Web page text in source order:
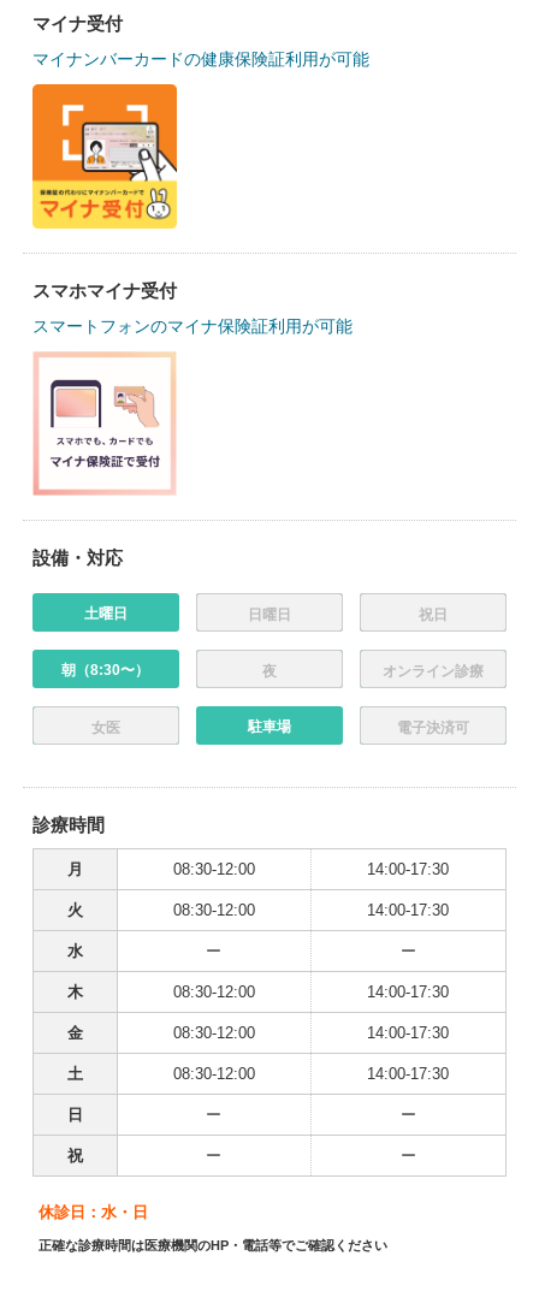
マイナ受付
マイナンバーカードの健康保険証利用が可能
スマホマイナ受付
スマートフォンのマイナ保険証利用が可能
設備・対応
土曜日 日曜日 祝日
朝（8:30〜） 夜 オンライン診療
女医 駐車場 電子決済可
診療時間
月 08:30-12:00 14:00-17:30
火 08:30-12:00 14:00-17:30
水 ー ー
木 08:30-12:00 14:00-17:30
金 08:30-12:00 14:00-17:30
土 08:30-12:00 14:00-17:30
日 ー ー
祝 ー ー
休診日：水・日
正確な診療時間は医療機関のHP・電話等でご確認ください